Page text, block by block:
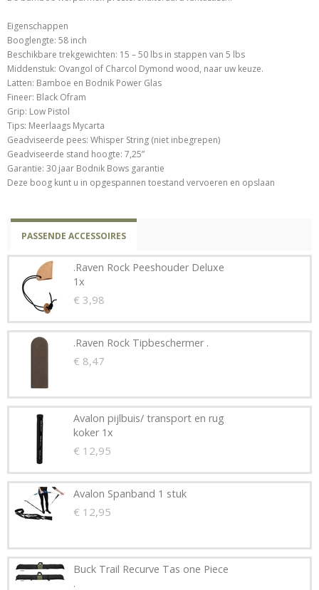
Eigenschappen
Booglengte: 58 inch
Beschikbare trekgewichten: 15 – 50 lbs in stappen van 5 lbs
Middenstuk: Ovangol of Charcol Dymond wood, naar uw keuze.
Latten: Bamboe en Bodnik Power Glas
Fineer: Black Ofram
Grip: Low Pistol
Tips: Meerlaags Mycarta
Geadviseerde pees: Whisper String (niet inbegrepen)
Geadviseerde stand hoogte: 7,25”
Garantie: 30 jaar Bodnik Bows garantie
Deze boog kunt u in opgespannen toestand vervoeren en opslaan
PASSENDE ACCESSOIRES
.Raven Rock Peeshouder Deluxe
1x
€ 3,98
.Raven Rock Tipbeschermer .
€ 8,47
Avalon pijlbuis/ transport en rug
koker 1x
€ 12,95
Avalon Spanband 1 stuk
€ 12,95
Buck Trail Recurve Tas one Piece
.